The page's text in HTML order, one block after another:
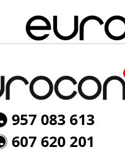
impedidas